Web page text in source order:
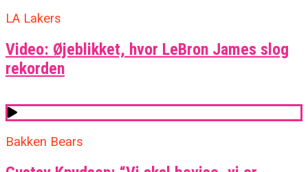
LA Lakers
Video: Øjeblikket, hvor LeBron James slog
rekorden
Bakken Bears